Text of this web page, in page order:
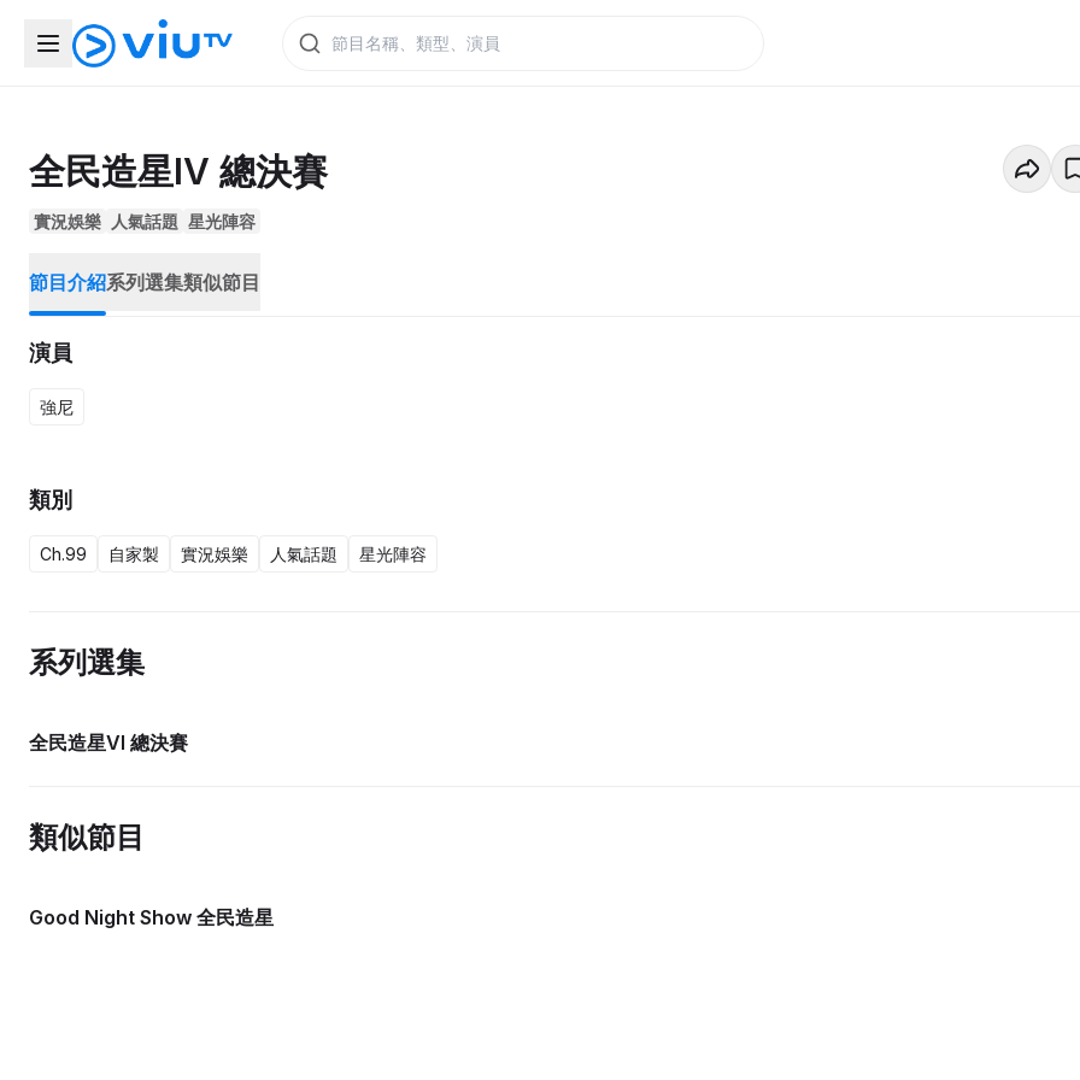
全民造星IV 總決賽
實況娛樂 人氣話題 星光陣容
節目介紹系列選集類似節目
演員
強尼
類別
Ch.99 自家製 實況娛樂 人氣話題 星光陣容
系列選集
全民造星VI 總決賽
類似節目
Good Night Show 全民造星